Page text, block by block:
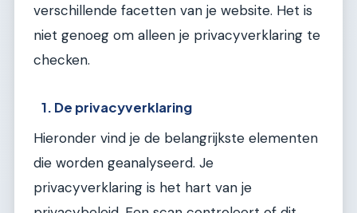
verschillende facetten van je website. Het is
niet genoeg om alleen je privacyverklaring te
checken.
1. De privacyverklaring
Hieronder vind je de belangrijkste elementen
die worden geanalyseerd. Je
privacyverklaring is het hart van je